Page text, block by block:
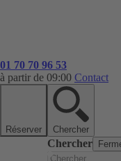
01 70 70 96 53
à partir de 09:00 Contact
Réserver Chercher
Chercher